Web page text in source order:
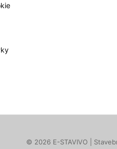
© 2026 E-STAVIVO |